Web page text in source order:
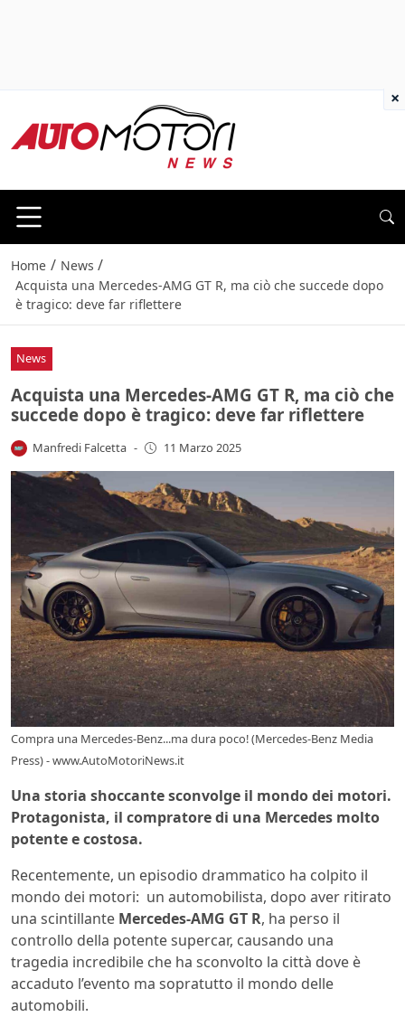
Home / News /
Acquista una Mercedes-AMG GT R, ma ciò che succede dopo
è tragico: deve far riflettere
News
Acquista una Mercedes-AMG GT R, ma ciò che
succede dopo è tragico: deve far riflettere
Manfredi Falcetta - 11 Marzo 2025
Compra una Mercedes-Benz...ma dura poco! (Mercedes-Benz Media
Press) - www.AutoMotoriNews.it
Una storia shoccante sconvolge il mondo dei motori.
Protagonista, il compratore di una Mercedes molto
potente e costosa.
Recentemente, un episodio drammatico ha colpito il
mondo dei motori: un automobilista, dopo aver ritirato
una scintillante Mercedes-AMG GT R, ha perso il
controllo della potente supercar, causando una
tragedia incredibile che ha sconvolto la città dove è
accaduto l’evento ma sopratutto il mondo delle
automobili.
×